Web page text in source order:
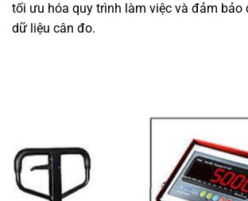
tối ưu hóa quy trình làm việc và đảm bảo
dữ liệu cân đo.